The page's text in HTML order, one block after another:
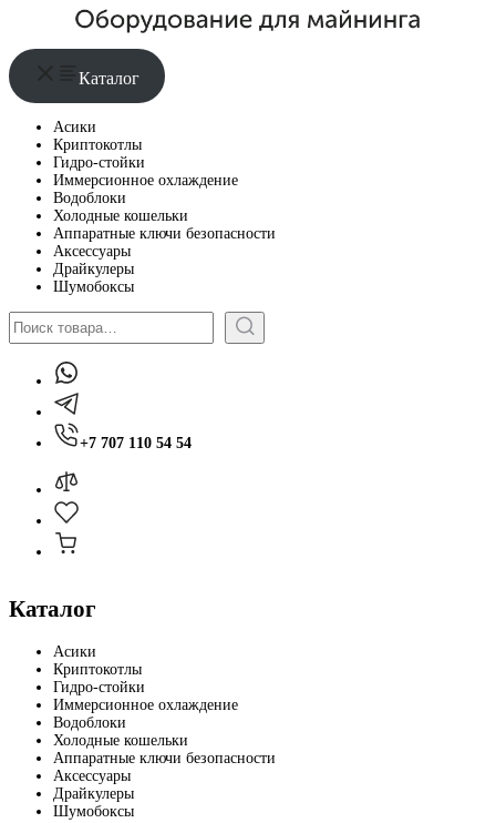
Каталог
Асики
Криптокотлы
Гидро-стойки
Иммерсионное охлаждение
Водоблоки
Холодные кошельки
Аппаратные ключи безопасности
Аксессуары
Драйкулеры
Шумобоксы
Поиск
+7 707 110 54 54
Каталог
Асики
Криптокотлы
Гидро-стойки
Иммерсионное охлаждение
Водоблоки
Холодные кошельки
Аппаратные ключи безопасности
Аксессуары
Драйкулеры
Шумобоксы